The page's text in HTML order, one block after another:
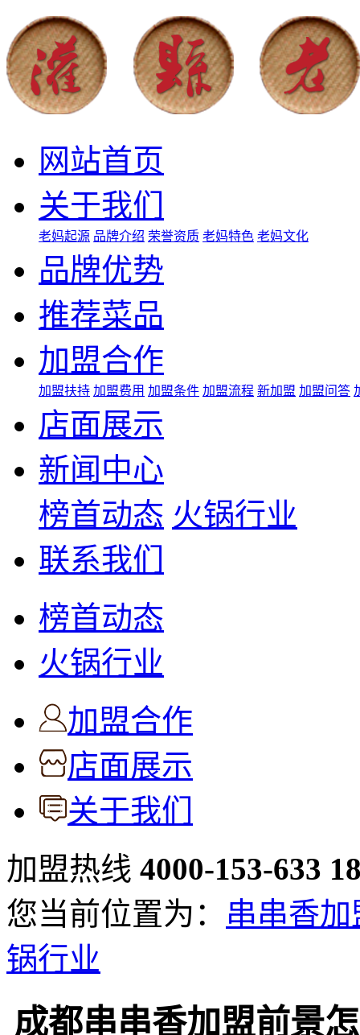
网站首页
关于我们
老妈起源 品牌介绍 荣誉资质 老妈特色 老妈文化
品牌优势
推荐菜品
加盟合作
加盟扶持 加盟费用 加盟条件 加盟流程 新加盟 加盟问答
店面展示
新闻中心
榜首动态 火锅行业
联系我们
榜首动态
火锅行业
加盟合作
店面展示
关于我们
加盟热线 4000-153-633
您当前位置为： 串串香加
锅行业
成都串串香加盟前景